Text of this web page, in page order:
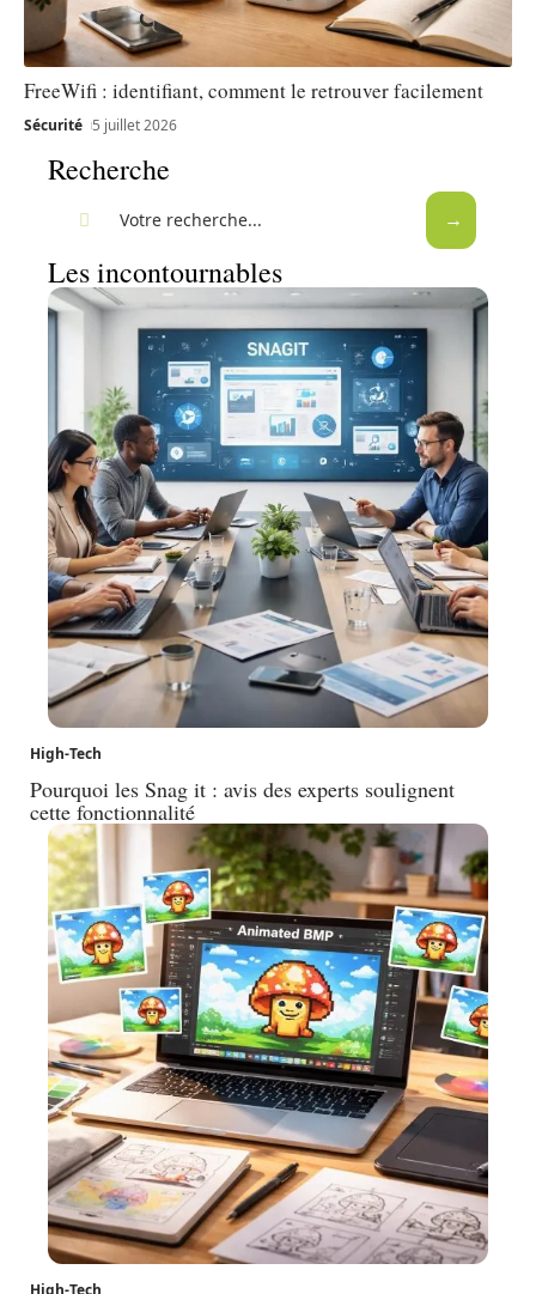
FreeWifi : identifiant, comment le retrouver facilement
Sécurité 5 juillet 2026
Recherche
Les incontournables
High-Tech
Pourquoi les Snag it : avis des experts soulignent
cette fonctionnalité